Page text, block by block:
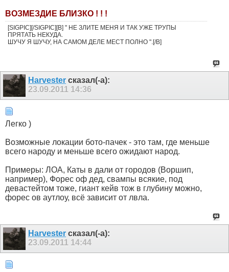
ВОЗМЕЗДИЕ БЛИЗКО ! ! !
[SIGPIC][/SIGPIC][B] " НЕ ЗЛИТЕ МЕНЯ И ТАК УЖЕ ТРУПЫ
ПРЯТАТЬ НЕКУДА.
ШУЧУ Я ШУЧУ, НА САМОМ ДЕЛЕ МЕСТ ПОЛНО ".[/B]
Harvester сказал(-а):
23.09.2011 14:36
Легко )
Возможные локации бото-пачек - это там, где меньше
всего народу и меньше всего ожидают народ.
Примеры: ЛОА, Каты в дали от городов (Воршип,
например), Форес оф дед, свампы всякие, под
девастейтом тоже, гиант кейв тож в глубину можно,
форес ов аутлоу, всё зависит от лвла.
Harvester сказал(-а):
23.09.2011 14:44